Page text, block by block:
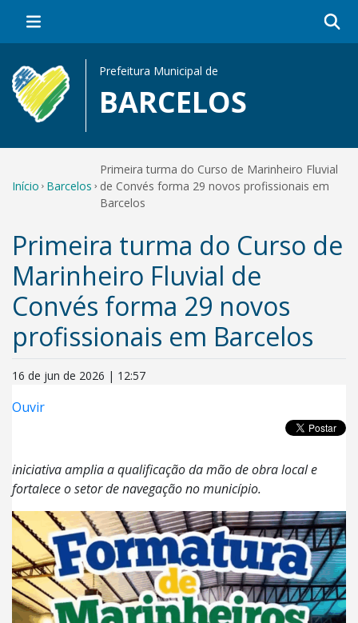
Prefeitura Municipal de
BARCELOS
Início Barcelos
Primeira turma do Curso de Marinheiro Fluvial
de Convés forma 29 novos profissionais em
Barcelos
Primeira turma do Curso de
Marinheiro Fluvial de
Convés forma 29 novos
profissionais em Barcelos
16 de jun de 2026 | 12:57
Ouvir
iniciativa amplia a qualificação da mão de obra local e
fortalece o setor de navegação no município.